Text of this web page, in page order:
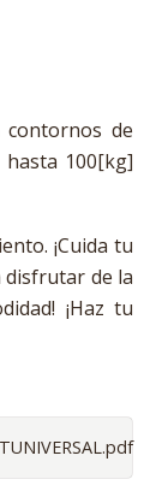
de
100[kg]
¡Cuida tu
disfrutar de la
¡Haz tu